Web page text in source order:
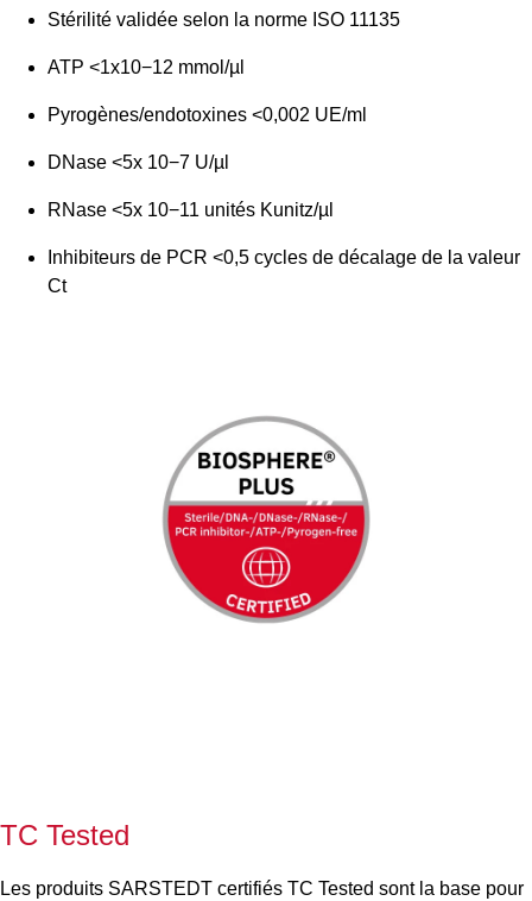
Stérilité validée selon la norme ISO 11135
ATP <1x10−12 mmol/µl
Pyrogènes/endotoxines <0,002 UE/ml
DNase <5x 10−7 U/µl
RNase <5x 10−11 unités Kunitz/µl
Inhibiteurs de PCR <0,5 cycles de décalage de la valeur
Ct
TC Tested
Les produits SARSTEDT certifiés TC Tested sont la base pour